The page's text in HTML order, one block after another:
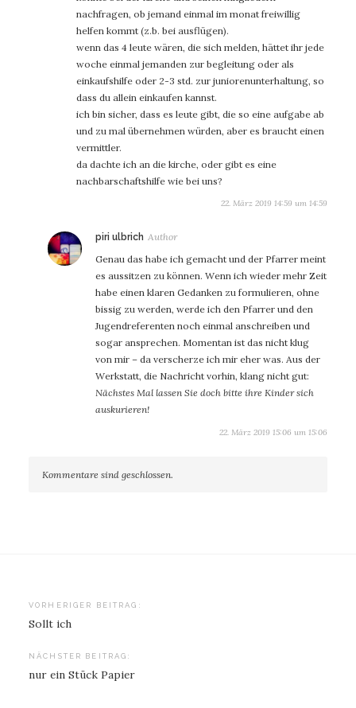
nachfragen, ob jemand einmal im monat freiwillig
helfen kommt (z.b. bei ausflügen).
wenn das 4 leute wären, die sich melden, hättet ihr jede
woche einmal jemanden zur begleitung oder als
einkaufshilfe oder 2-3 std. zur juniorenunterhaltung, so
dass du allein einkaufen kannst.
ich bin sicher, dass es leute gibt, die so eine aufgabe ab
und zu mal übernehmen würden, aber es braucht einen
vermittler.
da dachte ich an die kirche, oder gibt es eine
nachbarschaftshilfe wie bei uns?
22. März 2019 14:59 um 14:59
piri ulbrich sagt:
Genau das habe ich gemacht und der Pfarrer meint
es aussitzen zu können. Wenn ich wieder mehr Zeit
habe einen klaren Gedanken zu formulieren, ohne
bissig zu werden, werde ich den Pfarrer und den
Jugendreferenten noch einmal anschreiben und
sogar ansprechen. Momentan ist das nicht klug
von mir – da verscherze ich mir eher was. Aus der
Werkstatt, die Nachricht vorhin, klang nicht gut:
Nächstes Mal lassen Sie doch bitte ihre Kinder sich
auskurieren!
22. März 2019 15:06 um 15:06
Kommentare sind geschlossen.
Beitragsnavigation
VORHERIGER BEITRAG:
Sollt ich
NÄCHSTER BEITRAG:
nur ein Stück Papier